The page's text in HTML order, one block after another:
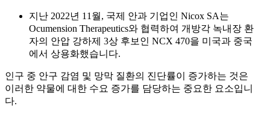
지난 2022년 11월, 국제 안과 기업인 Nicox SA는
Ocumension Therapeutics와 협력하여 개방각 녹내장 환
자의 안압 강하제 3상 후보인 NCX 470을 미국과 중국
에서 상용화했습니다.
인구 중 안구 감염 및 망막 질환의 진단률이 증가하는 것은
이러한 약물에 대한 수요 증가를 담당하는 중요한 요소입니
다.